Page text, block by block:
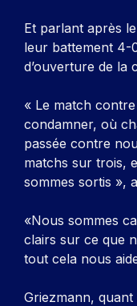
Et parlant après
leur battement 4-
d’ouverture de la
« Le match
condamner, où
passée contre
matchs sur trois,
sommes sortis »,
«Nous sommes
clairs sur ce que
tout cela nous
Griezmann, quant